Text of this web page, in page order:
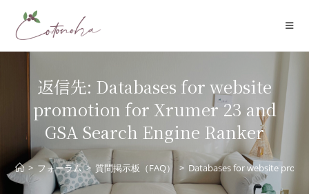
返信先: Databases for website
promotion for Xrumer 23 and
GSA Search Engine Ranker
> フォーラム > 質問掲示板（FAQ） > Databases for website